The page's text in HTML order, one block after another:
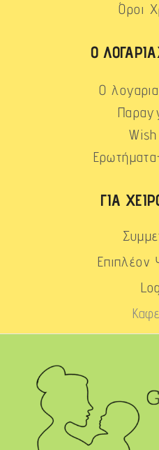
Όροι
Ο
Ο
ΓΙΑ
Επιπλέον